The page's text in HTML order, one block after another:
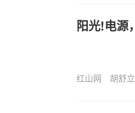
阳光!电源
红山网 胡舒立